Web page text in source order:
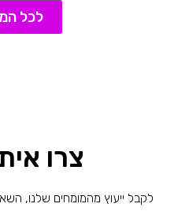
לכל
צרו
לקבל ייעוץ מהמומחים שלנו,